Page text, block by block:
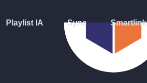
Playlist IA Sync Smartlink